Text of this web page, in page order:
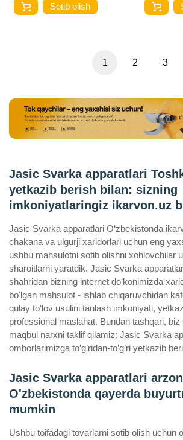
Sotib olish
1 2 3
Jasic Svarka apparatlari
yetkazib berish bilan: sizning
imkoniyatlaringiz ikarvon.uz
Jasic Svarka apparatlari O‘zbekistonda
chakana va ulgurji xaridorlari uchun eng
ushbu mahsulotni sotib olishni xohlovchilar
sharoitlarni yaratdik. Jasic Svarka
shahridan bizning internet doʻkonimizda
boʻlgan mahsulot - ishlab chiqaruvchidan
qulay toʻlov usulini tanlash imkoniyati,
professional maslahat. Bundan tashqari, biz
maqbul narxni taklif qilamiz: Jasic Svarka
omborlarimizga to’g’ridan-to’g’ri yetkazib
Jasic Svarka apparatlari
O'zbekistonda qayerda
mumkin
Ushbu toifadagi tovarlarni sotib olish uchun